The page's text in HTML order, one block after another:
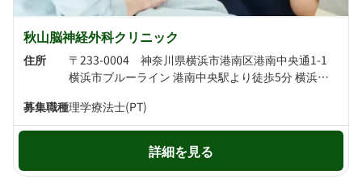
秋山脳神経外科クリニック
住所
〒233-0004 神奈川県横浜市港南区港南中央通1-1
横浜市ブルーライン 港南中央駅より徒歩5分 横浜市ブルーライン 上大岡駅より徒歩7分
募集職種理学療法士(PT)
詳細を見る